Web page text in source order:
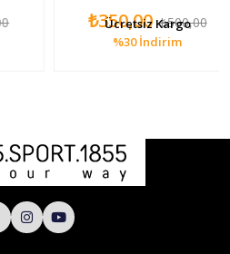
₺350,00 ₺500,00
%30İndirim
Ücretsiz Kargo